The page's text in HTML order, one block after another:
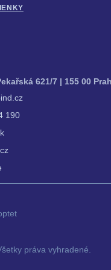
621/7 | 155 00
190
práva vyhradené.